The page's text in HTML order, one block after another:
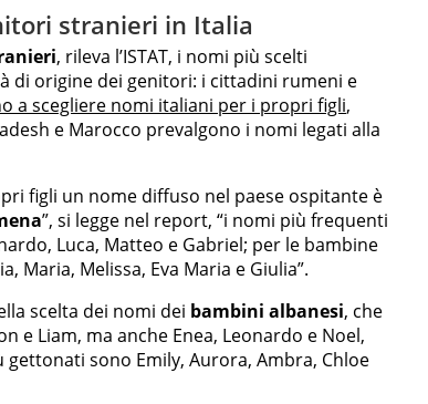
stranieri in Italia
, rileva l’ISTAT, i nomi più scelti
di origine dei genitori: i cittadini rumeni e
a scegliere nomi italiani per i propri figli,
e Marocco prevalgono i nomi legati alla
figli un nome diffuso nel paese ospitante è
”, si legge nel report, “i nomi più frequenti
Luca, Matteo e Gabriel; per le bambine
Maria, Melissa, Eva Maria e Giulia”.
scelta dei nomi dei bambini albanesi, che
e Liam, ma anche Enea, Leonardo e Noel,
sono Emily, Aurora, Ambra, Chloe